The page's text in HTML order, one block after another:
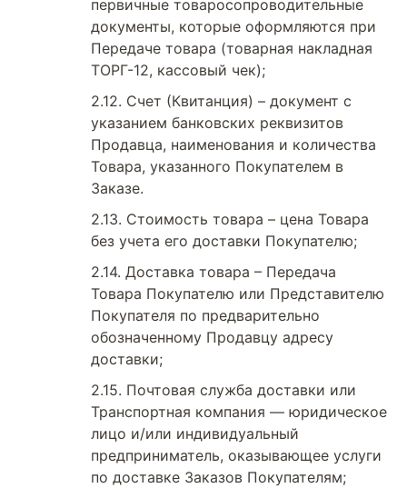
первичные товаросопроводительные
документы, которые оформляются при
Передаче товара (товарная накладная
ТОРГ-12, кассовый чек);
Счет (Квитанция) – документ с
указанием банковских реквизитов
Продавца, наименования и количества
Товара, указанного Покупателем в
Заказе.
Стоимость товара – цена Товара
без учета его доставки Покупателю;
Доставка товара – Передача
Товара Покупателю или Представителю
Покупателя по предварительно
обозначенному Продавцу адресу
доставки;
Почтовая служба доставки или
Транспортная компания — юридическое
лицо и/или индивидуальный
предприниматель, оказывающее услуги
по доставке Заказов Покупателям;